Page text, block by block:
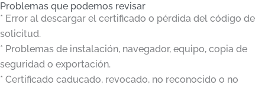
Problemas que podemos revisar
* Error al descargar el certificado o pérdida del código de
solicitud.
* Problemas de instalación, navegador, equipo, copia de
seguridad o exportación.
* Certificado caducado, revocado, no reconocido o no